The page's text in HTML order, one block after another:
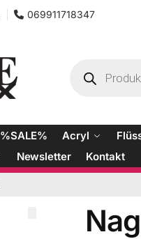
069911718347
%SALE% Acryl
Newsletter Kontakt